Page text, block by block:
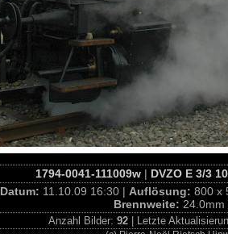
1794-0041-111009w| DVZO E 3/3
Datum: 11.10.09 16:30 | Auflösung: 800 x
Brennweite: 24.0mm
Anzahl Bilder: 92 | Letzte